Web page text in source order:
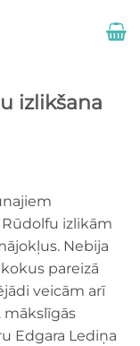
izlikšana
izlikām
Nebija
pareizā
veicām arī
mākslīgās
Edgara Lediņa